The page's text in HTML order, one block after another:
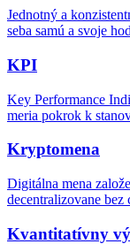
Jednotný a
seba samú a svoje
KPI
Key Performance
meria pokrok k
Kryptomena
Digitálna mena
decentralizovane bez
Kvantitatívny